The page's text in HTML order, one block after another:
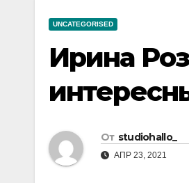
UNCATEGORISED
Ирина
От studiohallo_
АПР 23, 2021